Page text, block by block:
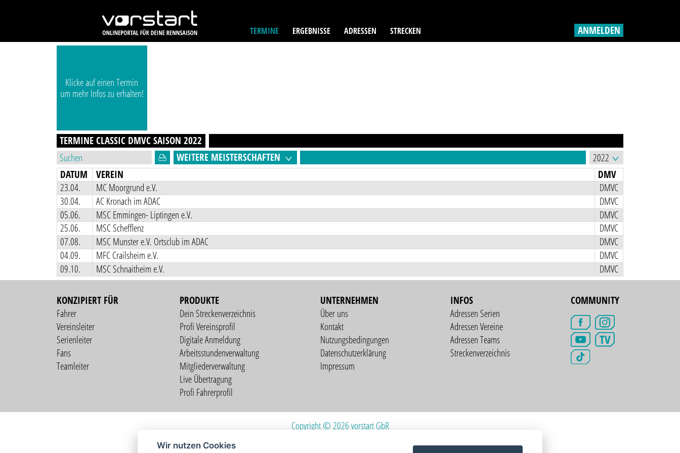
TERMINE ERGEBNISSE ADRESSEN STRECKEN ANMELDEN
Klicke auf einen Termin
um mehr Infos zu erhalten!
TERMINE CLASSIC DMVCSAISON2022
WEITERE MEISTERSCHAFTEN
DATUM
VEREIN
DMV
23.04.
MC Moorgrund e.V.
DMVC
30.04.
AC Kronach im ADAC
DMVC
05.06.
MSC Emmingen- Liptingen e.V.
DMVC
25.06.
MSC Schefflenz
DMVC
07.08.
MSC Munster e.V. Ortsclub im ADAC
DMVC
04.09.
MFC Crailsheim e.V.
DMVC
09.10.
MSC Schnaitheim e.V. DMVC
KONZIPIERT FÜR
Fahrer
Vereinsleiter
Serienleiter
Fans
Teamleiter
PRODUKTE
Dein Streckenverzeichnis
Profi Vereinsprofil
Digitale Anmeldung
Arbeitsstundenverwaltung
Mitgliederverwaltung
Live Übertragung
Profi Fahrerprofil
UNTERNEHMEN
Über uns
Kontakt
Nutzungsbedingungen
Datenschutzerklärung
Impressum
INFOS
Adressen Serien
Adressen Vereine
Adressen Teams
Streckenverzeichnis
COMMUNITY
TV
Copyright © 2026 vorstart GbR
Wir nutzen Cookies